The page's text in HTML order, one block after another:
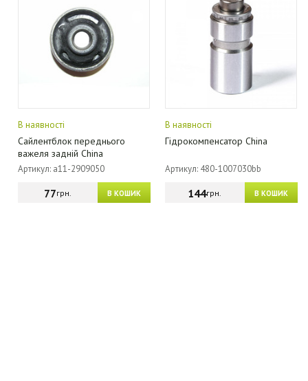
В наявності
Сайлентблок переднього
важеля задній China
Артикул: a11-2909050
В КОШИК
77грн.
В наявності
Гідрокомпенсатор China
Артикул: 480-1007030bb
В КОШИК
144грн.